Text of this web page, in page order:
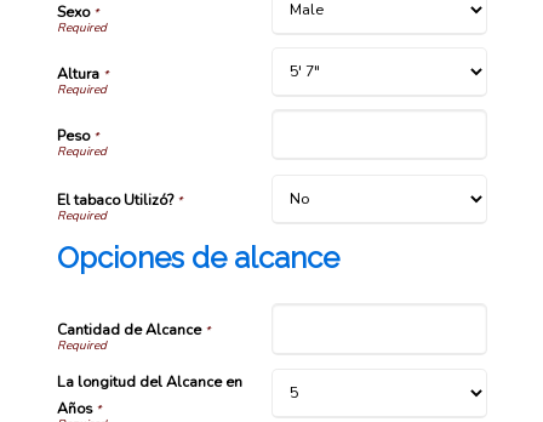
Sexo*
Altura*
Peso*
El tabaco Utilizó? *
Opciones de alcance
Cantidad de Alcance*
La longitud del Alcance en
Años*